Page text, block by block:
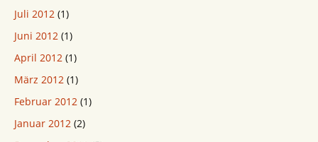
Juli 2012 (1)
Juni 2012 (1)
April 2012 (1)
März 2012 (1)
Februar 2012 (1)
Januar 2012 (2)